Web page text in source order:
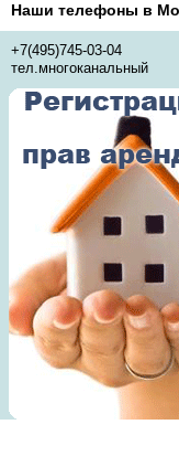
Наши телефоны в
+7(495)745-03-04
тел.многоканальный